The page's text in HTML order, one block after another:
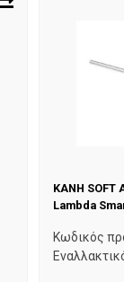
ΚΑΝΗ SOFT
Lambda
Κωδικός